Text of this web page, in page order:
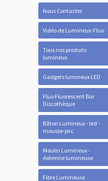
Nous Contacter
Vidéo de Lumineux-Fluo
Tous nos produits
lumineux
Gadgets lumineux LED
Fluo Fluorescent Bar
Discothèque
Bâton Lumineux - led -
mousse-pvc
Moulin Lumineux -
éolienne lumineuse
Fibre Lumineuse